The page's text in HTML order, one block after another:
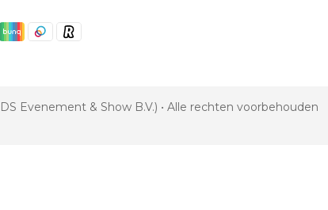
Evenement & Show B.V.) • Alle rechten voorbehouden